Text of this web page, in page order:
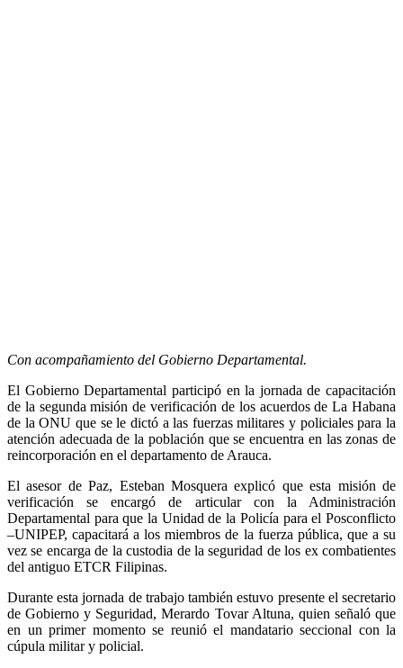
Con acompañamiento del Gobierno Departamental.
El Gobierno Departamental participó en la jornada de capacitación
de la segunda misión de verificación de los acuerdos de La Habana
de la ONU que se le dictó a las fuerzas militares y policiales para la
atención adecuada de la población que se encuentra en las zonas de
reincorporación en el departamento de Arauca.
El asesor de Paz, Esteban Mosquera explicó que esta misión de
verificación se encargó de articular con la Administración
Departamental para que la Unidad de la Policía para el Posconflicto
–UNIPEP, capacitará a los miembros de la fuerza pública, que a su
vez se encarga de la custodia de la seguridad de los ex combatientes
del antiguo ETCR Filipinas.
Durante esta jornada de trabajo también estuvo presente el secretario
de Gobierno y Seguridad, Merardo Tovar Altuna, quien señaló que
en un primer momento se reunió el mandatario seccional con la
cúpula militar y policial.